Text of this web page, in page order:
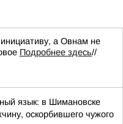
а Овнам не
Подробнее здесь//
язык: в Шимановске
оскорбившего чужого